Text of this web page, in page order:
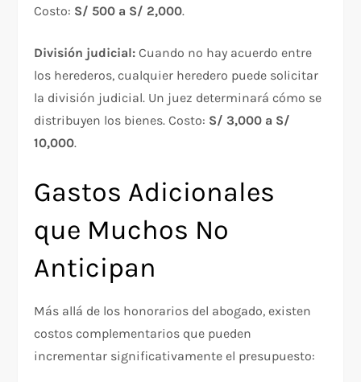
Costo: S/ 500 a S/ 2,000.
División judicial: Cuando no hay acuerdo entre
los herederos, cualquier heredero puede solicitar
la división judicial. Un juez determinará cómo se
distribuyen los bienes. Costo: S/ 3,000 a S/
10,000.
Gastos Adicionales
que Muchos No
Anticipan
Más allá de los honorarios del abogado, existen
costos complementarios que pueden
incrementar significativamente el presupuesto: